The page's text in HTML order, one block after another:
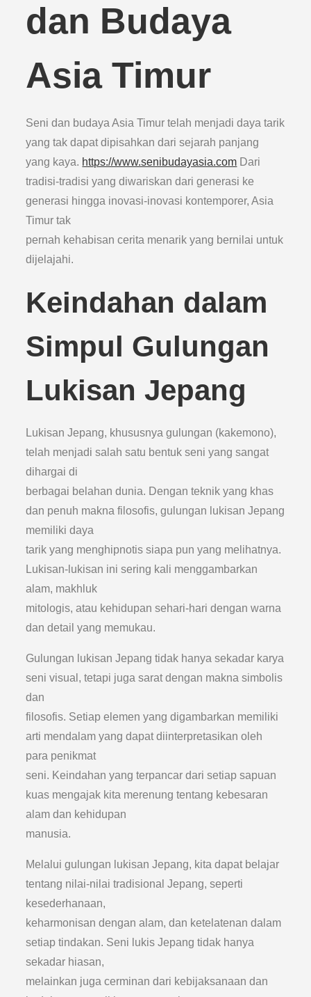
dan Budaya
Asia Timur
Seni dan budaya Asia Timur telah menjadi daya tarik
yang tak dapat dipisahkan dari sejarah panjang
yang kaya. https://www.senibudayasia.com Dari
tradisi-tradisi yang diwariskan dari generasi ke
generasi hingga inovasi-inovasi kontemporer, Asia
Timur tak
pernah kehabisan cerita menarik yang bernilai untuk
dijelajahi.
Keindahan dalam
Simpul Gulungan
Lukisan Jepang
Lukisan Jepang, khususnya gulungan (kakemono),
telah menjadi salah satu bentuk seni yang sangat
dihargai di
berbagai belahan dunia. Dengan teknik yang khas
dan penuh makna filosofis, gulungan lukisan Jepang
memiliki daya
tarik yang menghipnotis siapa pun yang melihatnya.
Lukisan-lukisan ini sering kali menggambarkan
alam, makhluk
mitologis, atau kehidupan sehari-hari dengan warna
dan detail yang memukau.
Gulungan lukisan Jepang tidak hanya sekadar karya
seni visual, tetapi juga sarat dengan makna simbolis
dan
filosofis. Setiap elemen yang digambarkan memiliki
arti mendalam yang dapat diinterpretasikan oleh
para penikmat
seni. Keindahan yang terpancar dari setiap sapuan
kuas mengajak kita merenung tentang kebesaran
alam dan kehidupan
manusia.
Melalui gulungan lukisan Jepang, kita dapat belajar
tentang nilai-nilai tradisional Jepang, seperti
kesederhanaan,
keharmonisan dengan alam, dan ketelatenan dalam
setiap tindakan. Seni lukis Jepang tidak hanya
sekadar hiasan,
melainkan juga cerminan dari kebijaksanaan dan